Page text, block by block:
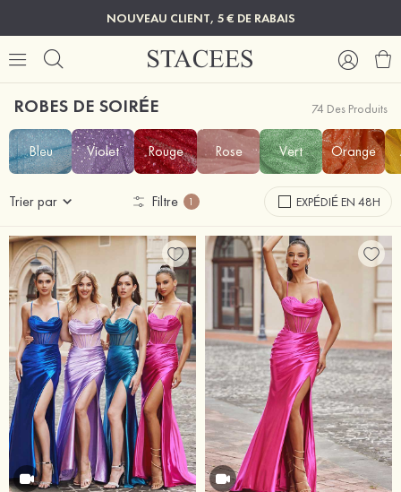
NOUVEAU CLIENT, 5 € DE RABAIS
ROBES DE SOIRÉE 74 Des Produits
Bleu Violet Rouge Rose Vert Orange
Trier par Filtre 1 EXPÉDIÉ EN 48H